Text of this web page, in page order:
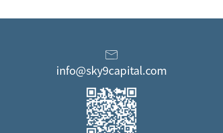
info@sky9capital.com